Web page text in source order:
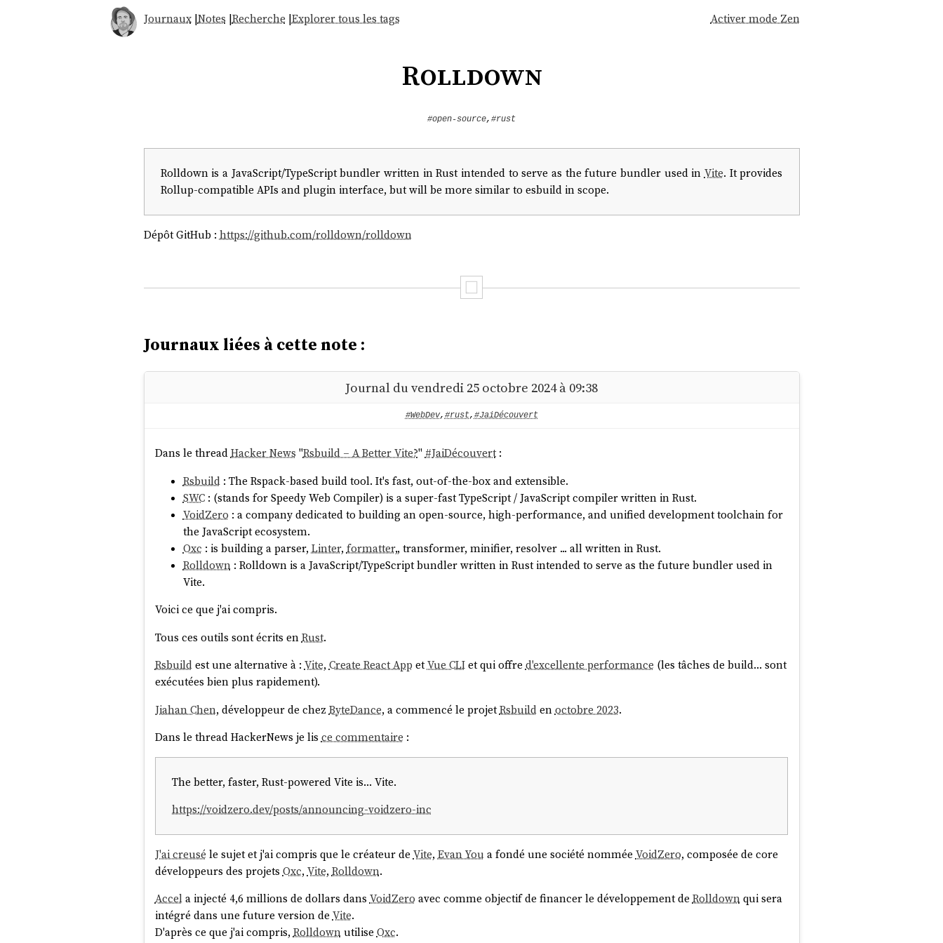
Journaux|Notes |Recherche |Explorer tous les tags Activer mode Zen
Rolldown
#open-source, #rust
Rolldown is a JavaScript/TypeScript bundler written in Rust intended to serve as the future bundler used in Vite. It provides
Rollup-compatible APIs and plugin interface, but will be more similar to esbuild in scope.
Dépôt GitHub : https://github.com/rolldown/rolldown
Journaux liées à cette note :
Journal du vendredi 25 octobre 2024 à 09:38
#WebDev,#rust,#JaiDécouvert
Dans le threadHacker News "Rsbuild – A Better Vite?" #JaiDécouvert:
Rsbuild: The Rspack-based build tool. It's fast, out-of-the-box and extensible.
SWC: (stands for Speedy Web Compiler) is a super-fast TypeScript / JavaScript compiler written in Rust.
VoidZero : a company dedicated to building an open-source, high-performance, and unified development toolchain for
the JavaScript ecosystem.
Oxc : is building a parser, Linter, formatter,, transformer, minifier, resolver ... all written in Rust.
Rolldown: Rolldown is a JavaScript/TypeScript bundler written in Rust intended to serve as the future bundler used in
Vite.
Voici ce que j'ai compris.
Tous ces outils sont écrits enRust.
Rsbuildest une alternative à : Vite, Create React App etVue CLIet qui offre d'excellente performance (les tâches de build… sont
exécutées bien plus rapidement).
Jiahan Chen, développeur de chez ByteDance, a commencé le projetRsbuildenoctobre 2023.
Dans le thread HackerNews je lis ce commentaire :
The better, faster, Rust-powered Vite is… Vite.
https://voidzero.dev/posts/announcing-voidzero-inc
J'ai creusé le sujet et j'ai compris que le créateur de Vite, Evan You a fondé une société nommée VoidZero, composée de core
développeurs des projets Oxc, Vite, Rolldown.
Accela injecté 4,6 millions de dollars dansVoidZero avec comme objectif de financer le développement deRolldownqui sera
intégré dans une future version deVite.
D'après ce que j'ai compris,RolldownutiliseOxc.